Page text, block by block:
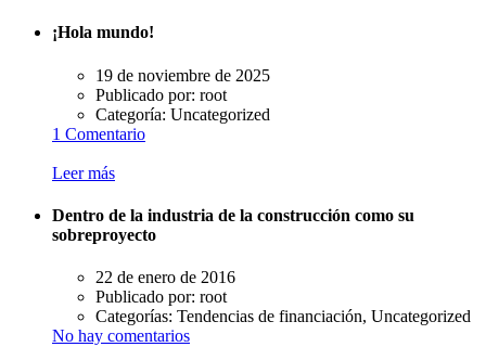
¡Hola mundo!
19 de noviembre de 2025
Publicado por: root
Categoría: Uncategorized
1 Comentario
Leer más
Dentro de la industria de la construcción como su
sobreproyecto
22 de enero de 2016
Publicado por: root
Categorías: Tendencias de financiación, Uncategorized
No hay comentarios